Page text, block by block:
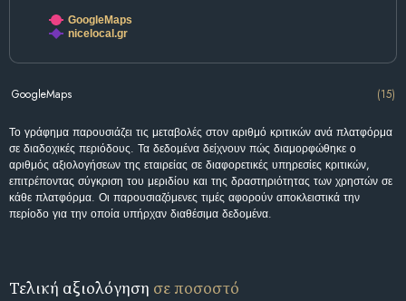
GoogleMaps
nicelocal.gr
GoogleMaps (15)
Το γράφημα παρουσιάζει τις μεταβολές στον αριθμό κριτικών ανά πλατφόρμα
σε διαδοχικές περιόδους. Τα δεδομένα δείχνουν πώς διαμορφώθηκε ο
αριθμός αξιολογήσεων της εταιρείας σε διαφορετικές υπηρεσίες κριτικών,
επιτρέποντας σύγκριση του μεριδίου και της δραστηριότητας των χρηστών σε
κάθε πλατφόρμα. Οι παρουσιαζόμενες τιμές αφορούν αποκλειστικά την
περίοδο για την οποία υπήρχαν διαθέσιμα δεδομένα.
Τελική αξιολόγηση σε ποσοστό